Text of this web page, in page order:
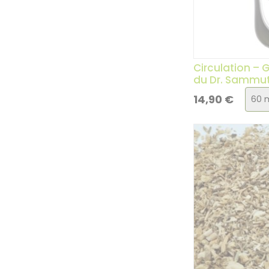
Circulation –
du Dr.
14,90 €
de
la